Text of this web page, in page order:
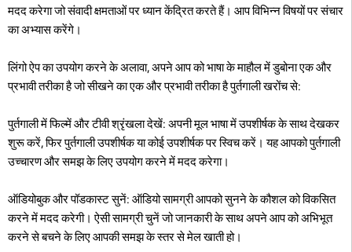
मदद करेगा जो संवादी क्षमताओं पर ध्यान केंद्रित करते हैं। आप विभिन्न विषयों पर संचार
का अभ्यास करेंगे।
लिंगो ऐप का उपयोग करने के अलावा, अपने आप को भाषा के माहौल में डुबोना एक और
प्रभावी तरीका है जो सीखने का एक और प्रभावी तरीका है पुर्तगाली खरोंच से:
पुर्तगाली में फिल्में और टीवी श्रृंखला देखें: अपनी मूल भाषा में उपशीर्षक के साथ देखकर
शुरू करें, फिर पुर्तगाली उपशीर्षक या कोई उपशीर्षक पर स्विच करें। यह आपको पुर्तगाली
उच्चारण और समझ के लिए उपयोग करने में मदद करेगा।
ऑडियोबुक और पॉडकास्ट सुनें: ऑडियो सामग्री आपको सुनने के कौशल को विकसित
करने में मदद करेगी। ऐसी सामग्री चुनें जो जानकारी के साथ अपने आप को अभिभूत
करने से बचने के लिए आपकी समझ के स्तर से मेल खाती हो।